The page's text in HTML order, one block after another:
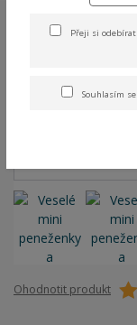
Veselé
Ohodnotit produkt
Přeji si
Souhlasím se